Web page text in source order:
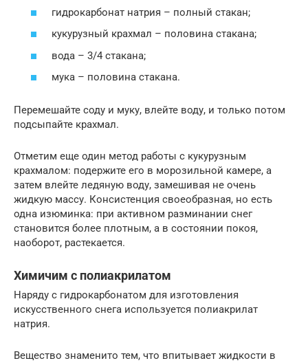
гидрокарбонат натрия – полный стакан;
кукурузный крахмал – половина стакана;
вода – 3/4 стакана;
мука – половина стакана.
Перемешайте соду и муку, влейте воду, и только потом
подсыпайте крахмал.
Отметим еще один метод работы с кукурузным
крахмалом: подержите его в морозильной камере, а
затем влейте ледяную воду, замешивая не очень
жидкую массу. Консистенция своеобразная, но есть
одна изюминка: при активном разминании снег
становится более плотным, а в состоянии покоя,
наоборот, растекается.
Химичим с полиакрилатом
Наряду с гидрокарбонатом для изготовления
искусственного снега используется полиакрилат
натрия.
Вещество знаменито тем, что впитывает жидкости в